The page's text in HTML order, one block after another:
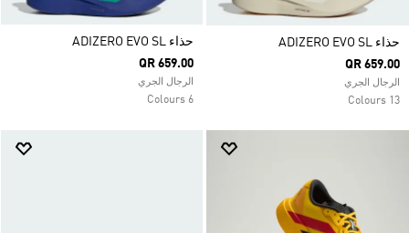
حذاء ADIZERO EVO SL
QR 659.00
الرجال الجري
13 Colours
حذاء ADIZERO EVO SL
QR 659.00
الرجال الجري
6 Colours